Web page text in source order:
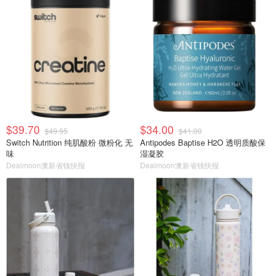
$39.70 $49.95
Switch Nutrition 纯肌酸粉 微粉化 无
味
Dealmoon澳新省钱快报
$34.00 $41.00
Antipodes Baptise H2O 透明质酸保
湿凝胶
Dealmoon澳新省钱快报